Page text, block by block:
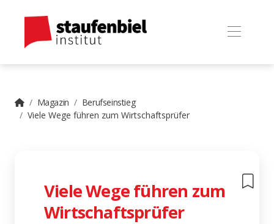
Magazin
Berufseinstieg
Viele Wege führen zum Wirtschaftsprüfer
Viele Wege führen zum
Wirtschaftsprüfer